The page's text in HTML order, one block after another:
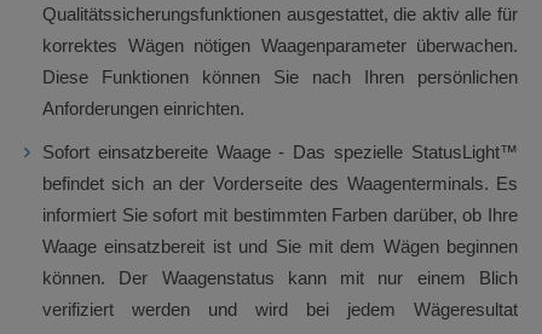
Qualitätssicherungsfunktionen ausgestattet, die aktiv alle für
korrektes Wägen nötigen Waagenparameter überwachen.
Diese Funktionen können Sie nach Ihren persönlichen
Anforderungen einrichten.
Sofort einsatzbereite Waage - Das spezielle StatusLight™
befindet sich an der Vorderseite des Waagenterminals. Es
informiert Sie sofort mit bestimmten Farben darüber, ob Ihre
Waage einsatzbereit ist und Sie mit dem Wägen beginnen
können. Der Waagenstatus kann mit nur einem Blich
verifiziert werden und wird bei jedem Wägeresultat